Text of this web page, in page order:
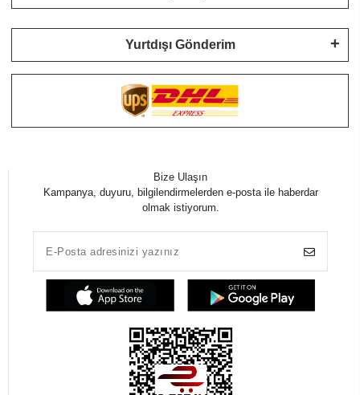
Yurtdışı Gönderim
Bize Ulaşın
Kampanya, duyuru, bilgilendirmelerden e-posta ile haberdar
olmak istiyorum.